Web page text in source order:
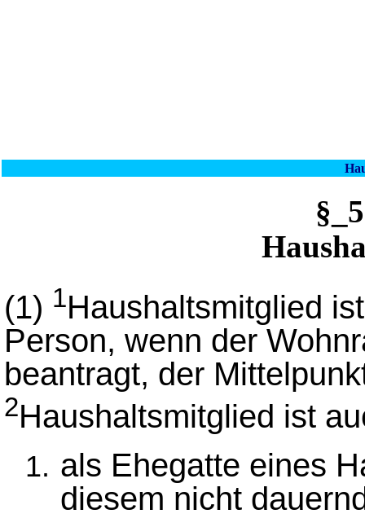
(1) 1Haushaltsmitglied
Person, wenn der
beantragt, der
2Haushaltsmitglied ist
als Ehegatte eines
diesem nicht